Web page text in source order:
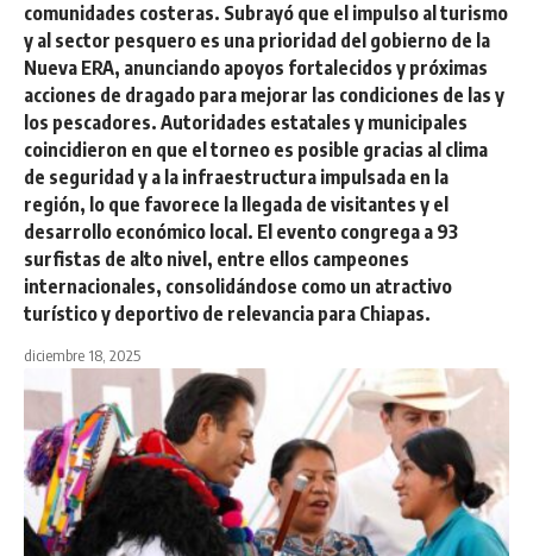
comunidades costeras. Subrayó que el impulso al turismo
y al sector pesquero es una prioridad del gobierno de la
Nueva ERA, anunciando apoyos fortalecidos y próximas
acciones de dragado para mejorar las condiciones de las y
los pescadores. Autoridades estatales y municipales
coincidieron en que el torneo es posible gracias al clima
de seguridad y a la infraestructura impulsada en la
región, lo que favorece la llegada de visitantes y el
desarrollo económico local. El evento congrega a 93
surfistas de alto nivel, entre ellos campeones
internacionales, consolidándose como un atractivo
turístico y deportivo de relevancia para Chiapas.
diciembre 18, 2025